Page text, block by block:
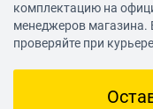
комплектацию на
менеджеров
проверяйте при